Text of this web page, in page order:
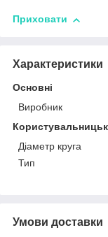
Приховати
Характеристики
Основні
Виробник
Діаметр круга
Тип
Умови доставки